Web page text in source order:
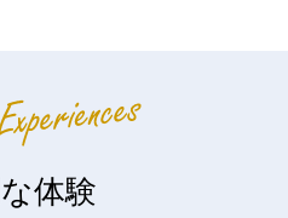
体験